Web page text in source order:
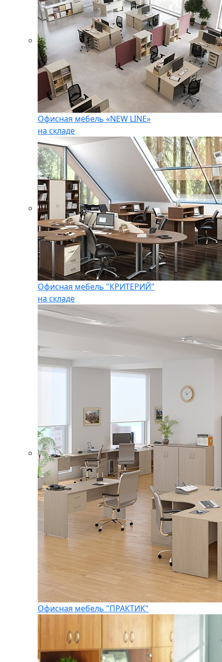
Офисная мебель «NEW LINE»
на складе
Офисная мебель "КРИТЕРИЙ"
на складе
Офисная мебель "ПРАКТИК"